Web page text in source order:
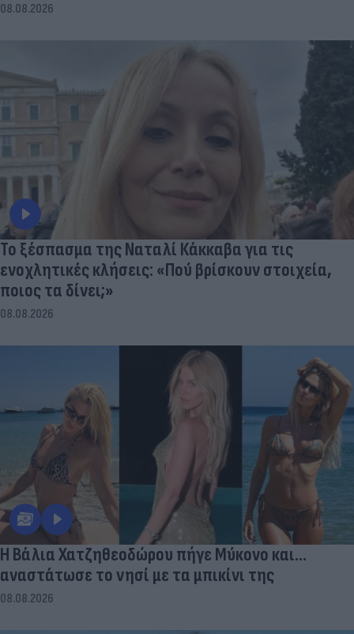
08.08.2026
Το ξέσπασμα της Ναταλί Κάκκαβα για τις
ενοχλητικές κλήσεις: «Πού βρίσκουν στοιχεία,
ποιος τα δίνει;»
08.08.2026
Η Βάλια Χατζηθεοδώρου πήγε Μύκονο και...
αναστάτωσε το νησί με τα μπικίνι της
08.08.2026